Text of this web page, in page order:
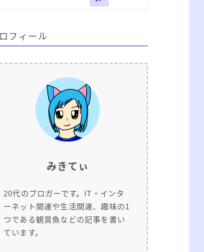
フィール
みきてぃ
20代のブロガーです。IT・インタ
ーネット関連や生活関連、趣味の1
つである観賞魚などの記事を書い
ています。